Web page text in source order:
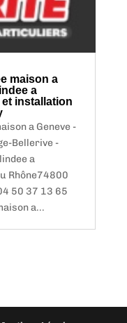
maison a
a
installation
a Geneve -
Bellerive -
a
Rhône74800
50 37 13 65
a...